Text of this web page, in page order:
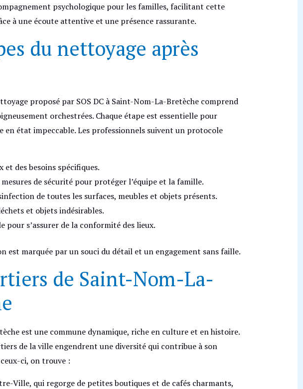
psychologique pour les familles, facilitant cette
à une écoute attentive et une présence rassurante.
du nettoyage après
proposé par SOS DC à Saint-Nom-La-Bretèche comprend
orchestrées. Chaque étape est essentielle pour
en état impeccable. Les professionnels suivent un protocole
et des besoins spécifiques.
mesures de sécurité pour protéger l’équipe et la famille.
de toutes les surfaces, meubles et objets présents.
et objets indésirables.
pour s’assurer de la conformité des lieux.
est marquée par un souci du détail et un engagement sans faille.
de Saint-Nom-La-
est une commune dynamique, riche en culture et en histoire.
de la ville engendrent une diversité qui contribue à son
ci, on trouve :
Ville, qui regorge de petites boutiques et de cafés charmants,